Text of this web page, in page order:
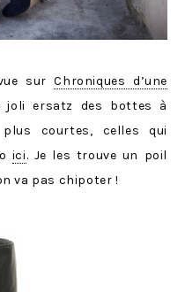
surChroniques d’une
joli ersatz des bottes à
courtes, celles qui
ici. Je les trouve un poil
va pas chipoter !